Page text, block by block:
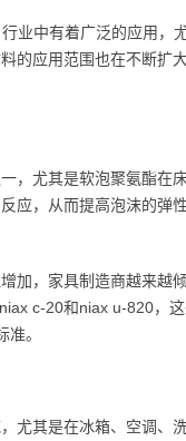
业中有着广泛的应用
的应用范围也在不断
，尤其是软泡聚氨酯在
应，从而提高泡沫的弹
加，家具制造商越来越
c-20和niax u-820，
。
尤其是在冰箱、空调